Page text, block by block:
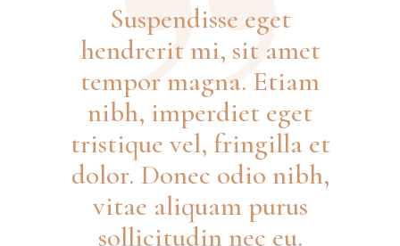
Suspendisse eget
hendrerit mi, sit amet
tempor magna. Etiam
nibh, imperdiet eget
tristique vel, fringilla et
dolor. Donec odio nibh,
vitae aliquam purus
sollicitudin nec eu.